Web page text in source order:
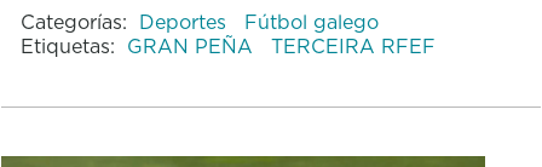
Categorías: Deportes
Fútbol galego
Etiquetas: GRAN PEÑA TERCEIRA RFEF